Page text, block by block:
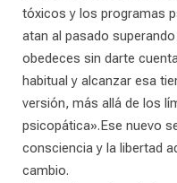
tóxicos y los programas
atan al pasado
obedeces sin darte
habitual y alcanzar esa
versión, más allá de los
psicopática».Ese nuevo
consciencia y la libertad
cambio.